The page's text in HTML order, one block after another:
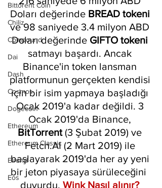
Bittorent Coin
Chiliz
Compound
Dai
Dash
Cosmos
Dogecoin
Ethereum
Ethereum Classic
Elrond
Eos
Doları değerinde BREAD tokeni
ve 98 saniyede 3.4 milyon ABD
Doları değerinde GIFTO tokeni
satmayı başardı. Ancak
Binance'in token lansman
platformunun gerçekten kendisi
için bir isim yapmaya başladığı
Ocak 2019'a kadar değildi. 3
Ocak 2019'da Binance,
BitTorrent (3 Şubat 2019) ve
Fetch.AI (2 Mart 2019) ile
başlayarak 2019'da her ay yeni
bir jeton piyasaya sürüleceğini
duyurdu. Wink Nasıl alınır?